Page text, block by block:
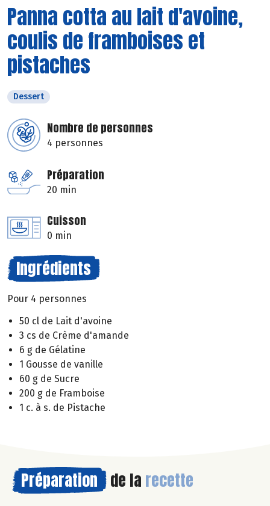
Panna cotta au lait d'avoine,
coulis de framboises et
pistaches
Dessert
Nombre de personnes
4 personnes
Préparation
20 min
Cuisson
0 min
Ingrédients
Pour 4 personnes
50 cl de Lait d'avoine
3 cs de Crème d'amande
6 g de Gélatine
1 Gousse de vanille
60 g de Sucre
200 g de Framboise
1 c. à s. de Pistache
Préparation de la recette